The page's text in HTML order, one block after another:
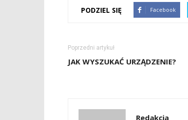
PODZIEL SIĘ Facebook
Poprzedni artykuł
JAK WYSZUKAĆ URZĄDZENIE?
Redakcja